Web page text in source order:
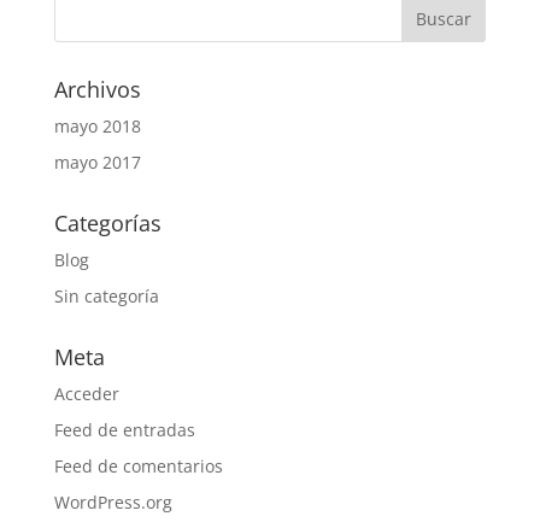
Archivos
mayo 2018
mayo 2017
Categorías
Blog
Sin categoría
Meta
Acceder
Feed de entradas
Feed de comentarios
WordPress.org